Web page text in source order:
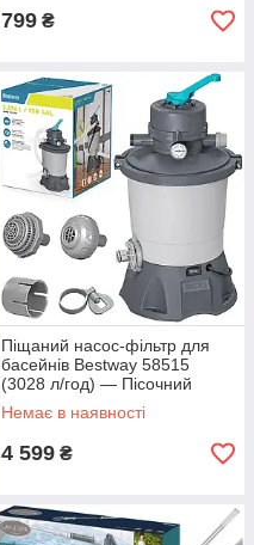
799 ₴
Піщаний насос-фільтр для
басейнів Bestway 58515
(3028 л/год) — Пісочний
фільтрувальний верстат, 6-
позиційний клапан, 85 Вт
Немає в наявності
4 599 ₴